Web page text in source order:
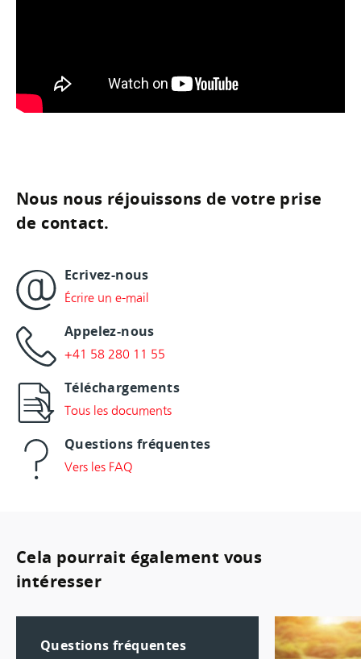
Nous nous réjouissons de votre prise
de contact.
Ecrivez-nous
Écrire un e-mail
Appelez-nous
+41 58 280 11 55
Téléchargements
Tous les documents
Questions fréquentes
Vers les FAQ
Cela pourrait également vous
intéresser
Questions fréquentes